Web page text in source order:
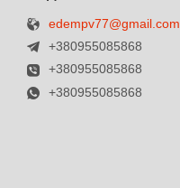
edempv77@gmail.com
+380955085868
+380955085868
+380955085868